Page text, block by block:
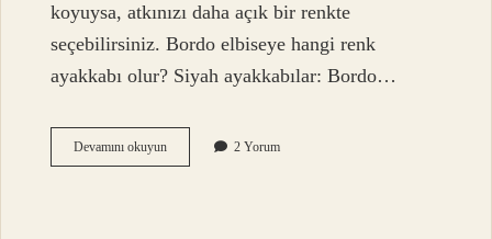
koyuysa, atkınızı daha açık bir renkte
seçebilirsiniz. Bordo elbiseye hangi renk
ayakkabı olur? Siyah ayakkabılar: Bordo…
Devamını okuyunBordo
Elbisenin
2 Yorum